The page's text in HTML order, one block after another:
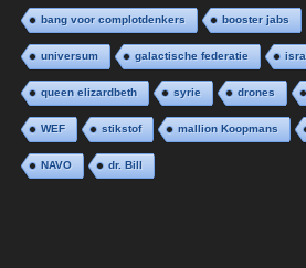
bang voor complotdenkers booster jabs
universum galactische federatie
queen elizardbeth syrie drones
WEF stikstof mallion Koopmans
NAVO dr. Bill